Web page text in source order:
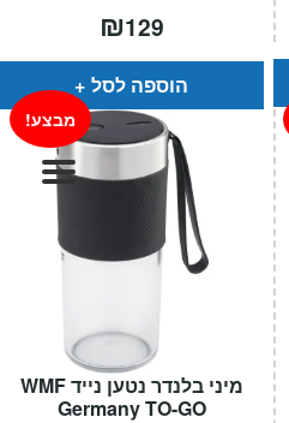
₪129
הוספה לסל
מיני בלנדר נטען נייד WMF
Germany TO-GO
מבצע!